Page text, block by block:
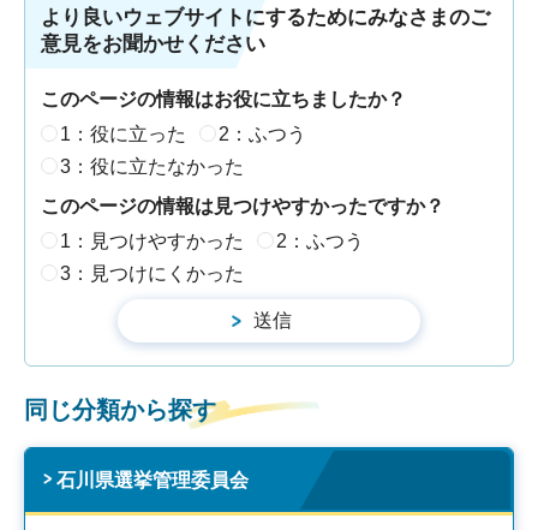
より良いウェブサイトにするためにみなさまのご
意見をお聞かせください
このページの情報はお役に立ちましたか？
1：役に立った
2：ふつう
3：役に立たなかった
このページの情報は見つけやすかったですか？
1：見つけやすかった
2：ふつう
3：見つけにくかった
同じ分類から探す
石川県選挙管理委員会